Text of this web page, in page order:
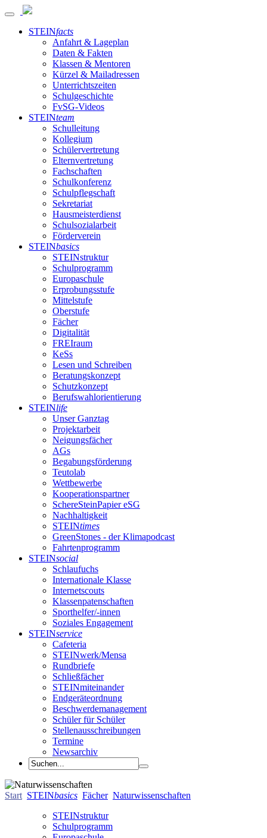
STEINfacts
Anfahrt & Lageplan
Daten & Fakten
Klassen & Mentoren
Kürzel & Mailadressen
Unterrichtszeiten
Schulgeschichte
FvSG-Videos
STEINteam
Schulleitung
Kollegium
Schülervertretung
Elternvertretung
Fachschaften
Schulkonferenz
Schulpflegschaft
Sekretariat
Hausmeisterdienst
Schulsozialarbeit
Förderverein
STEINbasics
STEINstruktur
Schulprogramm
Europaschule
Erprobungsstufe
Mittelstufe
Oberstufe
Fächer
Digitalität
FREIraum
KeSs
Lesen und Schreiben
Beratungskonzept
Schutzkonzept
Berufswahlorientierung
STEINlife
Unser Ganztag
Projektarbeit
Neigungsfächer
AGs
Begabungsförderung
Teutolab
Wettbewerbe
Kooperationspartner
SchereSteinPapier eSG
Nachhaltigkeit
STEINtimes
GreenStones - der Klimapodcast
Fahrtenprogramm
STEINsocial
Schlaufuchs
Internationale Klasse
Internetscouts
Klassenpatenschaften
Sporthelfer/-innen
Soziales Engagement
STEINservice
Cafeteria
STEINwerk/Mensa
Rundbriefe
Schließfächer
STEINmiteinander
Endgeräteordnung
Beschwerdemanagement
Schüler für Schüler
Stellenausschreibungen
Termine
Newsarchiv
Start STEINbasics Fächer Naturwissenschaften
STEINstruktur
Schulprogramm